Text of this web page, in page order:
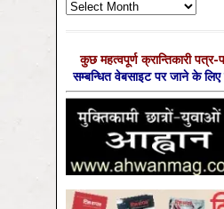
Archives
कुछ महत्‍वपूर्ण क्रान्तिकारी पत्र-
सम्‍बन्धित वेबसाइट पर जाने के